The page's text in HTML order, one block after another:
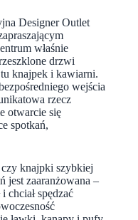
Designer Outlet
właśnie
drzwi
knajpek i kawiarni.
wejścia
rzecz
otwarcie się
spotkań,
czy knajpki szybkiej
jest zaaranżowana –
chciał spędzać